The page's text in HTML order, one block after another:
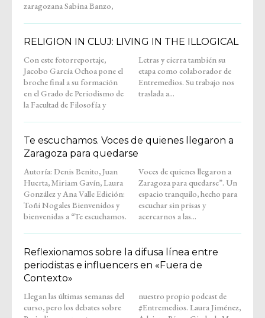
zaragozana Sabina Banzo,
RELIGION IN CLUJ: LIVING IN THE ILLOGICAL
Con este fotorreportaje,
Jacobo García Ochoa pone el
broche final a su formación
en el Grado de Periodismo de
la Facultad de Filosofía y
Letras y cierra también su
etapa como colaborador de
Entremedios. Su trabajo nos
traslada a...
Te escuchamos. Voces de quienes llegaron a
Zaragoza para quedarse
Autoría: Denis Benito, Juan
Huerta, Miriam Gavín, Laura
González y Ana Valle Edición:
Toñi Nogales Bienvenidos y
bienvenidas a “Te escuchamos.
Voces de quienes llegaron a
Zaragoza para quedarse”. Un
espacio tranquilo, hecho para
escuchar sin prisas y
acercarnos a las...
Reflexionamos sobre la difusa línea entre
periodistas e influencers en «Fuera de
Contexto»
Llegan las últimas semanas del
curso, pero los debates sobre
nuestro propio podcast de
#Entremedios. Laura Jiménez,